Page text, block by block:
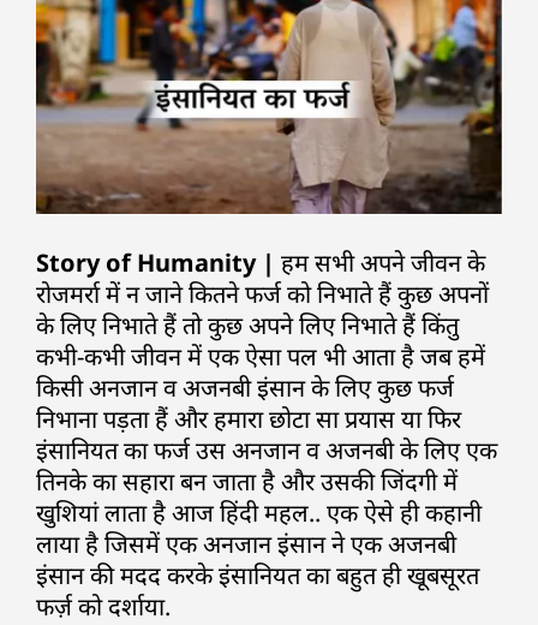
Story of Humanity | हम सभी अपने जीवन के
रोजमर्रा में न जाने कितने फर्ज को निभाते हैं कुछ अपनों
के लिए निभाते हैं तो कुछ अपने लिए निभाते हैं किंतु
कभी-कभी जीवन में एक ऐसा पल भी आता है जब हमें
किसी अनजान व अजनबी इंसान के लिए कुछ फर्ज
निभाना पड़ता हैं और हमारा छोटा सा प्रयास या फिर
इंसानियत का फर्ज उस अनजान व अजनबी के लिए एक
तिनके का सहारा बन जाता है और उसकी जिंदगी में
खुशियां लाता है आज हिंदी महल.. एक ऐसे ही कहानी
लाया है जिसमें एक अनजान इंसान ने एक अजनबी
इंसान की मदद करके इंसानियत का बहुत ही खूबसूरत
फर्ज़ को दर्शाया.